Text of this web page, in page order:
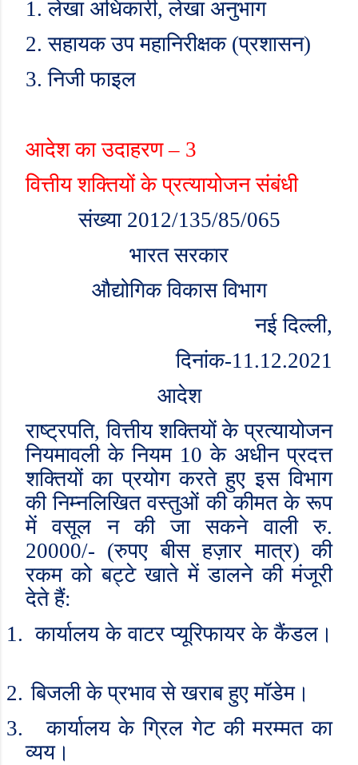
1.लेखा अधिकारी,लेखा अनुभाग
2.सहायक उप महानिरीक्षक (प्रशासन)
3.निजी फाइल
आदेश का उदाहरण – 3
वित्तीय शक्तियों के प्रत्यायोजन संबंधी
संख्या 2012/135/85/065
भारत सरकार
औद्योगिक विकास विभाग
नई दिल्ली,
दिनांक-11.12.2021
आदेश
राष्ट्रपति,वित्तीय शक्तियों के प्रत्यायोजन
नियमावली के नियम 10के अधीन प्रदत्त
शक्तियों का प्रयोग करते हुए इस विभाग
की निम्नलिखित वस्तुओं की कीमत के रूप
में वसूल न की जा सकने वाली रु.
20000/- (रुपए बीस हज़ार मात्र) की
रकम को बट्टे खाते में डालने की मंजूरी
देते हैं:
1. कार्यालय के वाटर प्यूरिफायर के कैंडल।
2. बिजली के प्रभाव से खराब हुए मॉडेम।
3.
कार्यालय के ग्रिल गेट की मरम्मत का
व्यय।